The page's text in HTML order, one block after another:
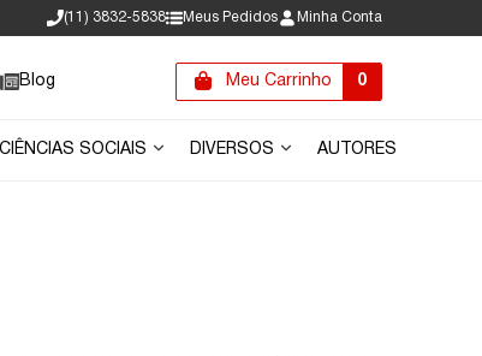
(11) 3832-5838 Meus Pedidos Minha Conta
Blog Meu Carrinho 0
CIÊNCIAS SOCIAIS DIVERSOS AUTORES